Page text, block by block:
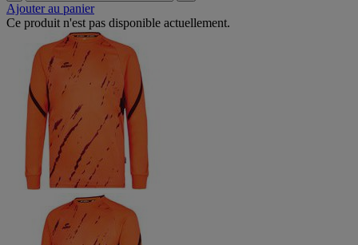
Ajouter au panier
Ce produit n'est pas disponible actuellement.